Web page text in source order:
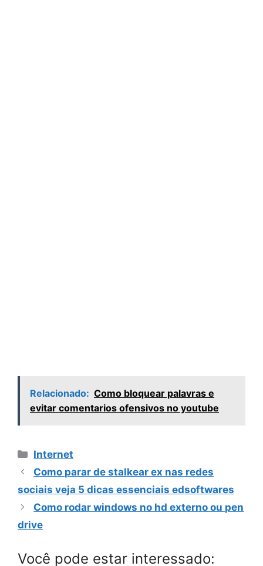
Relacionado: Como bloquear palavras e
evitar comentarios ofensivos no youtube
Categorias
Internet
Como parar de stalkear ex nas redes
sociais veja 5 dicas essenciais edsoftwares
Como rodar windows no hd externo ou pen
drive
Você pode estar interessado: